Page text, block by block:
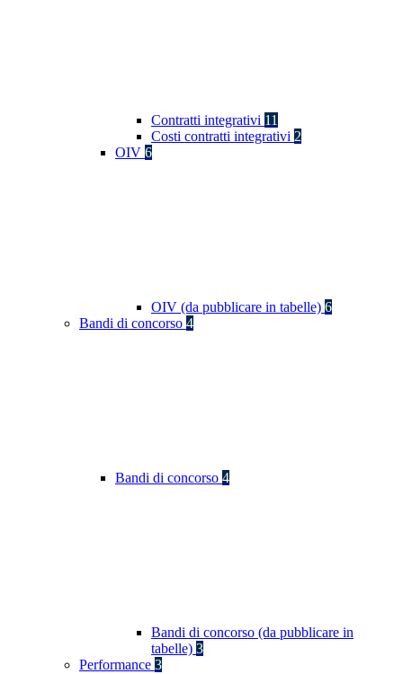
Contratti integrativi 11
Costi contratti integrativi 2
OIV 6
OIV (da pubblicare in tabelle) 6
Bandi di concorso 4
Bandi di concorso 4
Bandi di concorso (da pubblicare in
tabelle) 3
Performance 3